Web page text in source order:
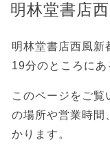
明林堂書店
明林堂書店西風新
19分のところにあ
このページをご覧
の場所や営業時間
かります。